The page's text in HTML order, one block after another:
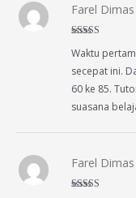
of 5
Farel
Waktu
secepat ini.
60 ke 85.
suasana
Farel